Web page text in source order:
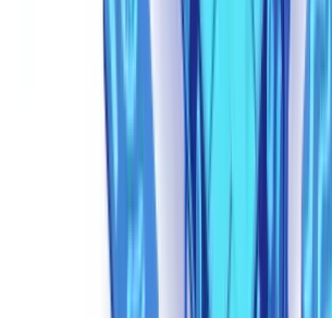
foram concebidos para isso.
Aprofundar o tema
Descubra os nossos guias práticos e recursos
conformidade documental.
Técnicas de detecção que funcionam